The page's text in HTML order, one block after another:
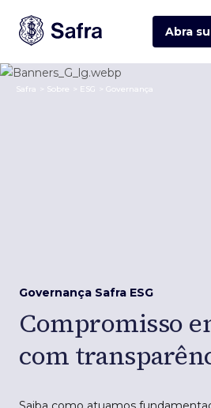
Abra
Safra > Sobre > ESG > Governança
Governança Safra ESG
Compromisso
com